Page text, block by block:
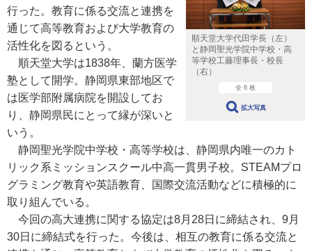
順天堂大学代田学長（左）
と静岡聖光学院中学校・高
等学校工藤理事長・校長
（右）
全 6 枚
拡大写真
行った。教育に係る交流と連携を
通じて高等教育および大学教育の
活性化を図るという。
順天堂大学は1838年、蘭方医学
塾として開学。静岡県東部地区で
は医学部附属病院を開設してお
り、静岡県民にとって縁が深いと
いう。
静岡聖光学院中学校・高等学校は、静岡県内唯一のカト
リック系ミッションスクール中高一貫男子校。STEAMプロ
グラミング教育や英語教育、国際交流活動などに積極的に
取り組んでいる。
今回の高大連携に関する協定は8月28日に締結され、9月
30日に締結式を行った。今後は、相互の教育に係る交流と